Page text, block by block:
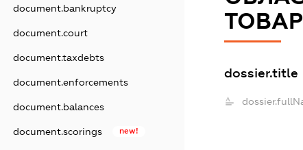
document.bankruptcy
document.court
document.taxdebts
document.enforcements
document.balances
document.scorings new!
dossier.title